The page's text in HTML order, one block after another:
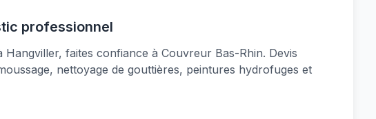
professionnel
faites confiance à Couvreur Bas-Rhin. Devis
nettoyage de gouttières, peintures hydrofuges et